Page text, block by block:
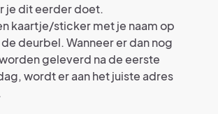
je dit eerder doet.
kaartje/sticker met je naam op
deurbel. Wanneer er dan nog
geleverd na de eerste
wordt er aan het juiste adres